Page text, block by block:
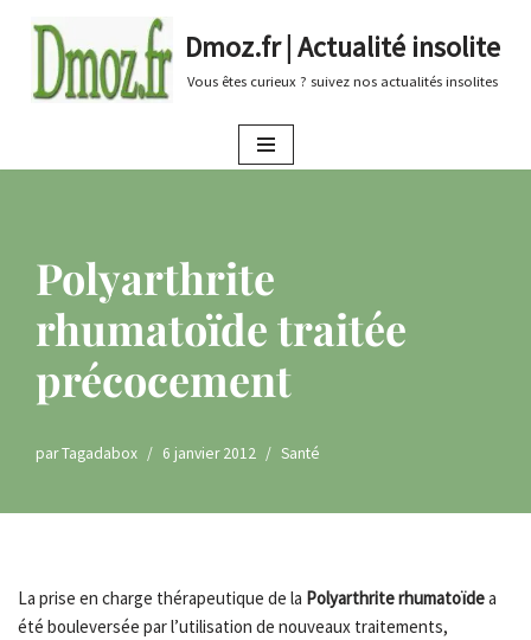
au
Dmoz.fr | Actualité insolite
Vous êtes curieux ? suivez nos actualités insolites
Polyarthrite
rhumatoïde traitée
précocement
parTagadabox 6 janvier 2012 Santé
La prise en charge thérapeutique de la Polyarthrite rhumatoïdea
été bouleversée par l’utilisation de nouveaux traitements,